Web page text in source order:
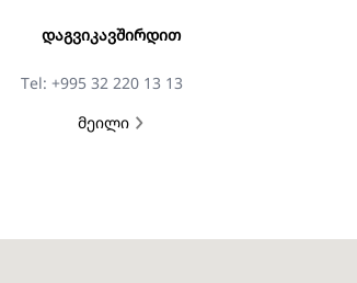
ᲓᲐᲒᲕᲘᲙᲐᲕᲨᲘᲠᲓᲘᲗ
Tel: +995 32 220 13 13
მეილი